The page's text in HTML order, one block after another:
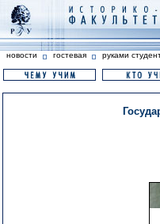
новости гостевая руками